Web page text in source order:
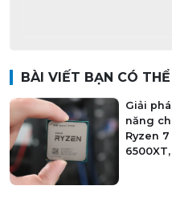
BÀI VIẾT BẠN CÓ
Giải
năng
Ryzen 7